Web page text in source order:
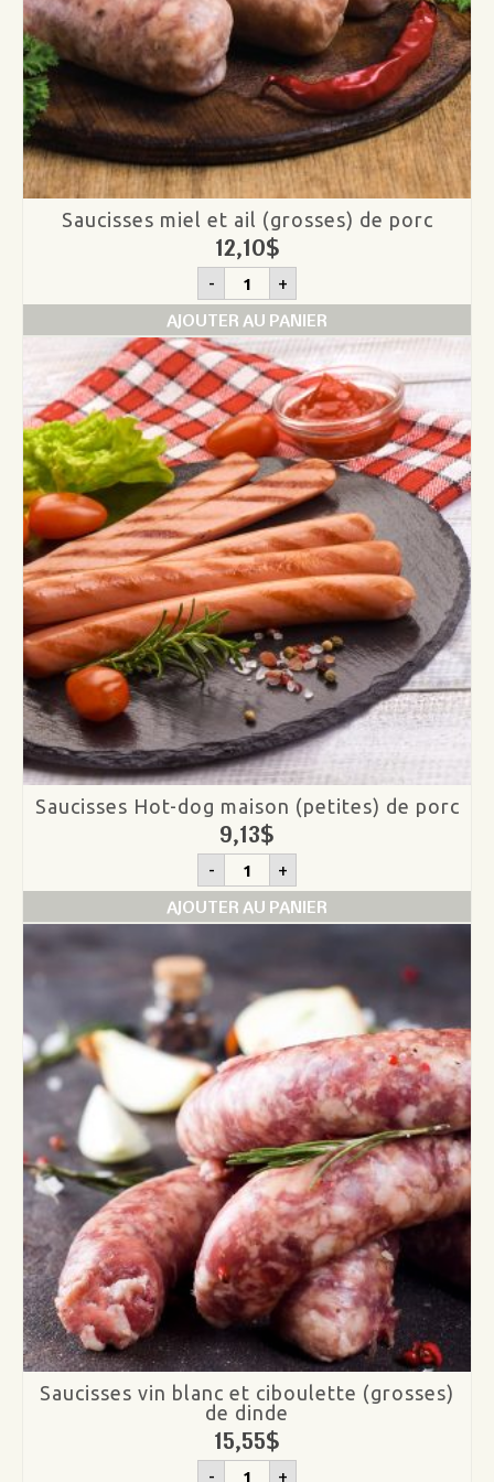
Saucisses miel et ail (grosses) de porc
12,10$
- quantité
de
Saucisses
miel
et
ail
(grosses)
de
porc
+
AJOUTER AU PANIER
Saucisses Hot-dog maison (petites) de porc
9,13$
- quantité
de
Saucisses
Hot-
porc
+
AJOUTER AU PANIER
Saucisses vin blanc et ciboulette (grosses)
de dinde
15,55$
- quantité
+